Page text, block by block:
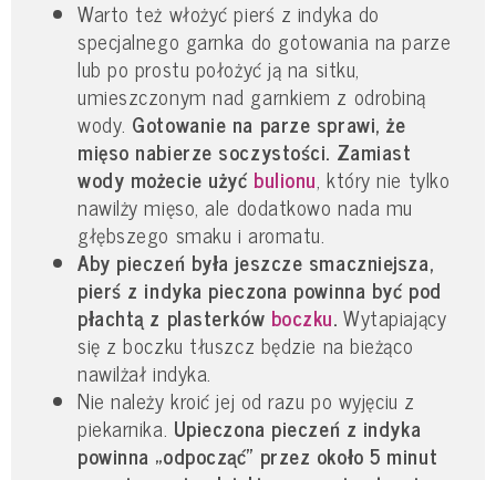
Warto też włożyć pierś z indyka do
specjalnego garnka do gotowania na parze
lub po prostu położyć ją na sitku,
umieszczonym nad garnkiem z odrobiną
wody. Gotowanie na parze sprawi, że
mięso nabierze soczystości. Zamiast
wody możecie użyćbulionu, który nie tylko
nawilży mięso, ale dodatkowo nada mu
głębszego smaku i aromatu.
Aby pieczeń była jeszcze smaczniejsza,
pierś z indyka pieczona powinna być pod
płachtą z plasterków boczku. Wytapiający
się z boczku tłuszcz będzie na bieżąco
nawilżał indyka.
Nie należy kroić jej od razu po wyjęciu z
piekarnika. Upieczona pieczeń z indyka
powinna „odpocząć” przez około 5 minut